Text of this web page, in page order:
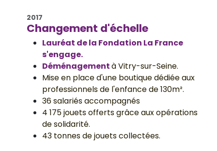
2017
Changement d'échelle
Lauréat de la Fondation La France
s'engage.
Déménagementà Vitry-sur-Seine.
Mise en place d'une boutique dédiée aux
professionnels de l'enfance de 130m².
36 salariés accompagnés
4 175 jouets offerts grâce aux opérations
de solidarité.
43 tonnes de jouets collectées.